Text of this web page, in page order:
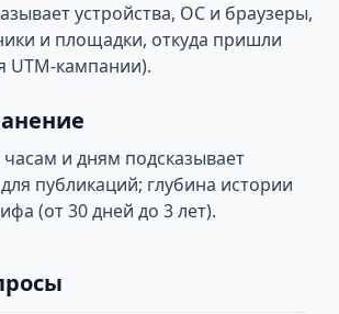
устройства, ОС и браузеры,
и площадки, откуда пришли
UTM-кампании).
и дням подсказывает
публикаций; глубина истории
(от 30 дней до 3 лет).